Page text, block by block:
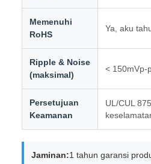
Memenuhi
RoHS
Ya, aku
Ripple & Noise
(maksimal)
< 150mVp-
Persetujuan
Keamanan
UL/CUL
Jaminan:1 tahun garansi